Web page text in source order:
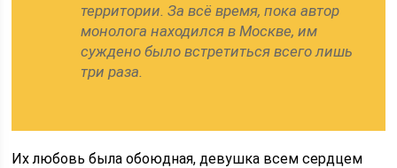
территории. За всё время, пока автор
монолога находился в Москве, им
суждено было встретиться всего лишь
три раза.
Их любовь была обоюдная, девушка всем сердцем